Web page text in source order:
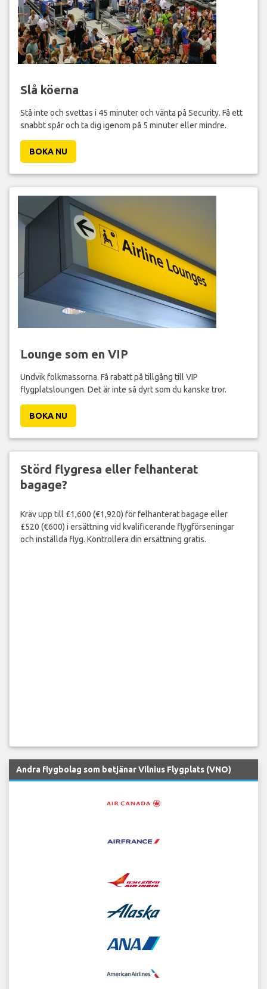
Slå köerna
Stå inte och svettas i 45 minuter och vänta på Security. Få ett
snabbt spår och ta dig igenom på 5 minuter eller mindre.
BOKA NU
Lounge som en VIP
Undvik folkmassorna. Få rabatt på tillgång till VIP
flygplatsloungen. Det är inte så dyrt som du kanske tror.
BOKA NU
Störd flygresa eller felhanterat
bagage?
Kräv upp till £1,600 (€1,920) för felhanterat bagage eller
£520 (€600) i ersättning vid kvalificerande flygförseningar
och inställda flyg. Kontrollera din ersättning gratis.
Andra flygbolag som betjänar Vilnius Flygplats (VNO)